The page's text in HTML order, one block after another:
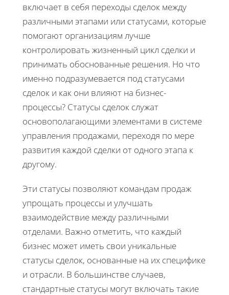
включает в себя переходы сделок между
различными этапами или статусами, которые
помогают организациям лучше
контролировать жизненный цикл сделки и
принимать обоснованные решения. Но что
именно подразумевается под статусами
сделок и как они влияют на бизнес-
процессы? Статусы сделок служат
основополагающими элементами в системе
управления продажами, переходя по мере
развития каждой сделки от одного этапа к
другому.
Эти статусы позволяют командам продаж
упрощать процессы и улучшать
взаимодействие между различными
отделами. Важно отметить, что каждый
бизнес может иметь свои уникальные
статусы сделок, основанные на их специфике
и отрасли. В большинстве случаев,
стандартные статусы могут включать такие